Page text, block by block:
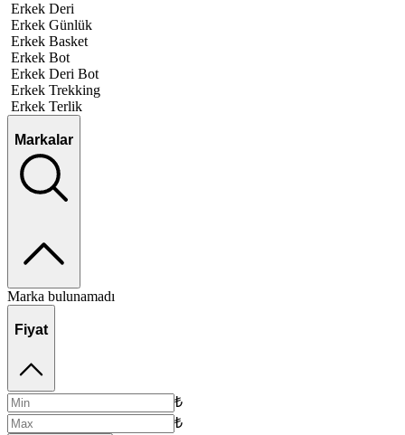
Erkek Deri
Erkek Günlük
Erkek Basket
Erkek Bot
Erkek Deri Bot
Erkek Trekking
Erkek Terlik
Markalar
Marka bulunamadı
Fiyat
₺
₺